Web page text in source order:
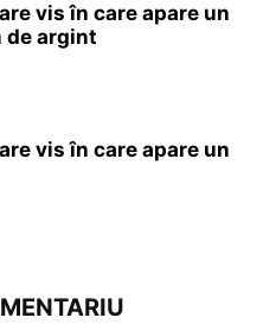
vis în care apare un
de argint
vis în care apare un